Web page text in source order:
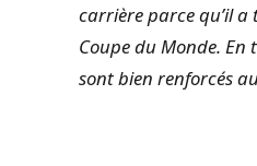
carrière parce qu’il a
Coupe du Monde. En
sont bien renforcés